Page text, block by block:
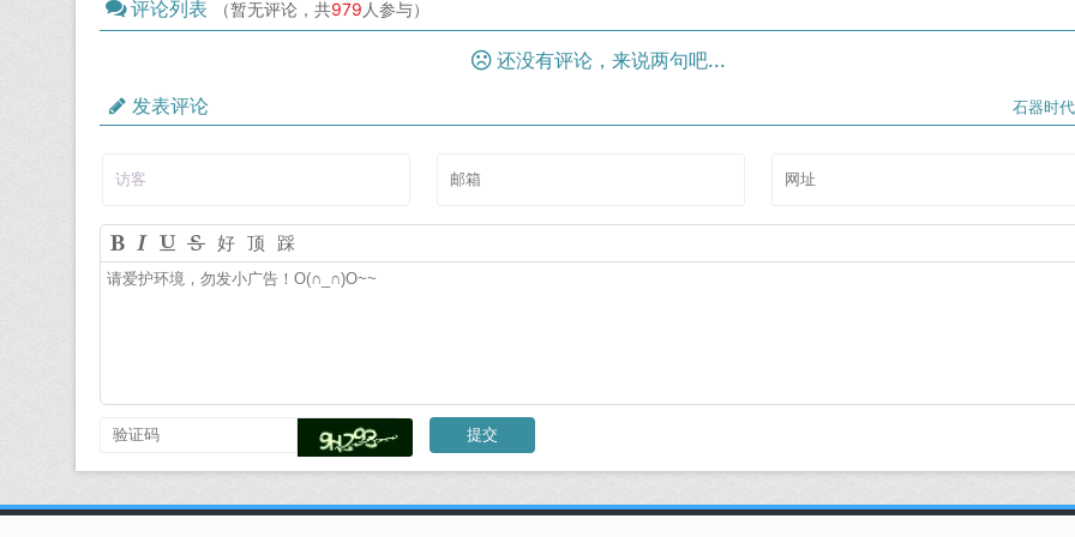
评论列表 （暂无评论，共979 人参与）
还没有评论，来说两句吧...
发表评论
石器时
好 顶 踩